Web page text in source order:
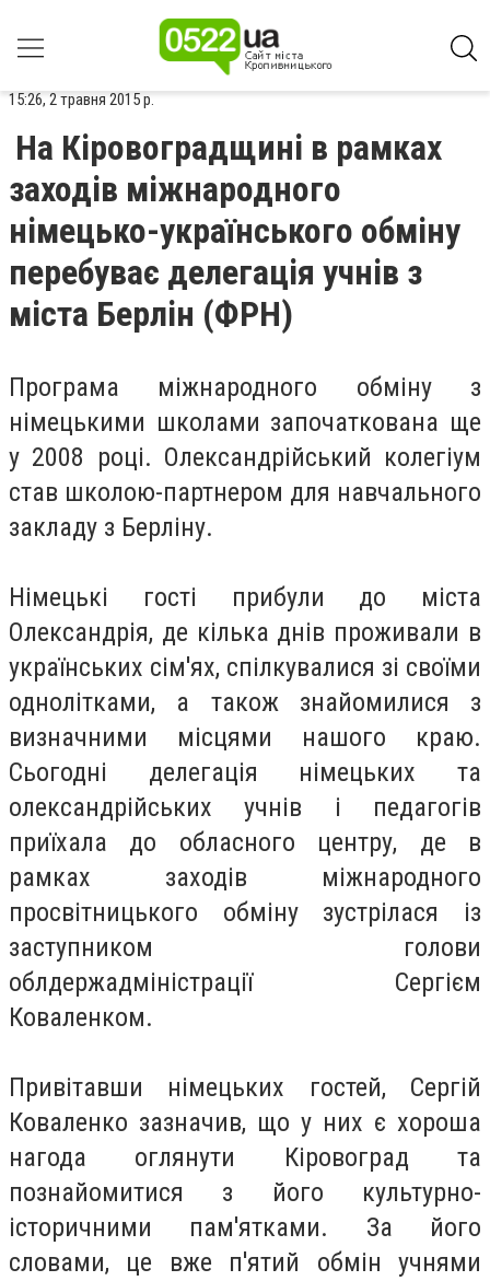
15:26, 2 травня 2015 р.
На Кіровоградщині в рамках
заходів міжнародного
німецько-українського обміну
перебуває делегація учнів з
міста Берлін (ФРН)
Програма міжнародного обміну з
німецькими школами започаткована ще
у 2008 році. Олександрійський колегіум
став школою-партнером для навчального
закладу з Берліну.
Німецькі гості прибули до міста
Олександрія, де кілька днів проживали в
українських сім'ях, спілкувалися зі своїми
однолітками, а також знайомилися з
визначними місцями нашого краю.
Сьогодні делегація німецьких та
олександрійських учнів і педагогів
приїхала до обласного центру, де в
рамках заходів міжнародного
просвітницького обміну зустрілася із
заступником голови
облдержадміністрації Сергієм
Коваленком.
Привітавши німецьких гостей, Сергій
Коваленко зазначив, що у них є хороша
нагода оглянути Кіровоград та
познайомитися з його культурно-
історичними пам'ятками. За його
словами, це вже п'ятий обмін учнями